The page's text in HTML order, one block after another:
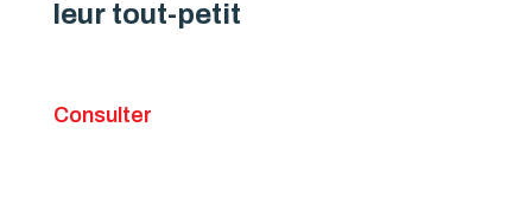
leur tout-petit
Consulter